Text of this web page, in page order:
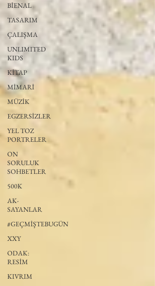
BİENAL
TASARIM
ÇALIŞMA
UNLIMITED
KIDS
KİTAP
MİMARİ
MÜZİK
EGZERSİZLER
YEL TOZ
PORTRELER
ON
SORULUK
SOHBETLER
500K
AK-
SAYANLAR
#GEÇMİŞTEBUGÜN
XXY
ODAK:
RESİM
KIVRIM